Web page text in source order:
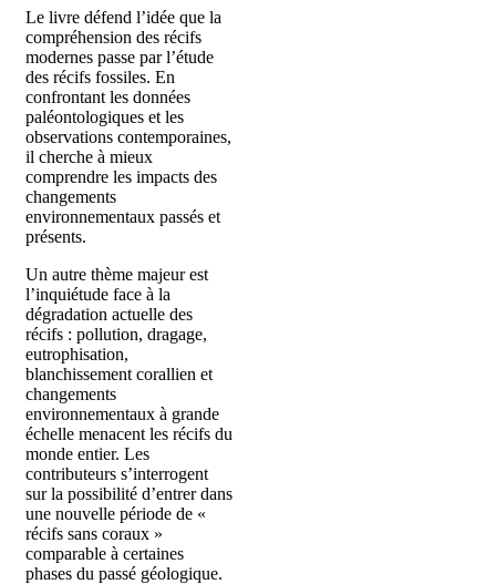
Le livre défend l’idée que la
compréhension des récifs
modernes passe par l’étude
des récifs fossiles. En
confrontant les données
paléontologiques et les
observations contemporaines,
il cherche à mieux
comprendre les impacts des
changements
environnementaux passés et
présents.
Un autre thème majeur est
l’inquiétude face à la
dégradation actuelle des
récifs : pollution, dragage,
eutrophisation,
blanchissement corallien et
changements
environnementaux à grande
échelle menacent les récifs du
monde entier. Les
contributeurs s’interrogent
sur la possibilité d’entrer dans
une nouvelle période de «
récifs sans coraux »
comparable à certaines
phases du passé géologique.